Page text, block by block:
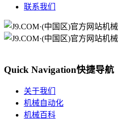
联系我们
Quick Navigation快捷导航
关于我们
机械自动化
机械百科